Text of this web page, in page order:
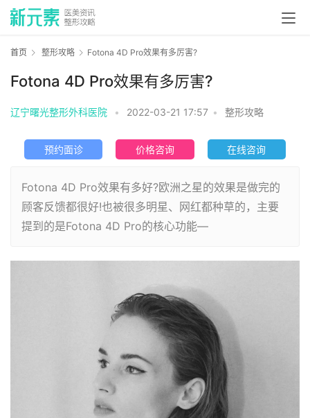
首页 整形攻略 Fotona 4D Pro效果有多厉害?
Fotona 4D Pro效果有多厉害?
辽宁曙光整形外科医院 • 2022-03-21 17:57 • 整形攻略
预约面诊 价格咨询 在线咨询
Fotona 4D Pro效果有多好?欧洲之星的效果是做完的
顾客反馈都很好!也被很多明星、网红都种草的，主要
提到的是Fotona 4D Pro的核心功能—